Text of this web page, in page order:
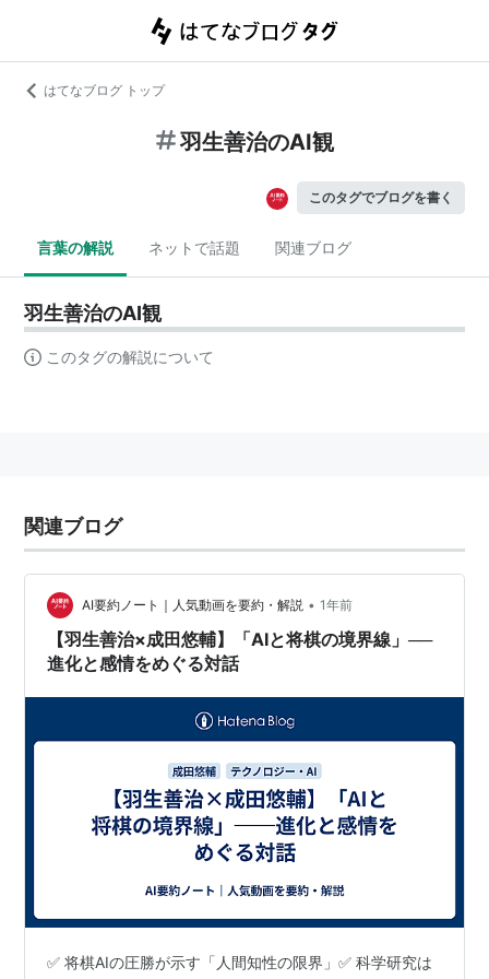
はてなブログ トップ
羽生善治のAI観
このタグでブログを書く
言葉の解説 ネットで話題 関連ブログ
羽生善治のAI観
このタグの解説について
関連ブログ
AI要約ノート｜人気動画を要約・解説 • 1年前
【羽生善治×成田悠輔】「AIと将棋の境界線」──
進化と感情をめぐる対話
✅ 将棋AIの圧勝が示す「人間知性の限界」✅ 科学研究は